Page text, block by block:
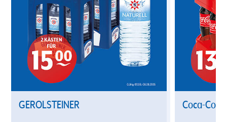
GEROLSTEINER Coca-Cola